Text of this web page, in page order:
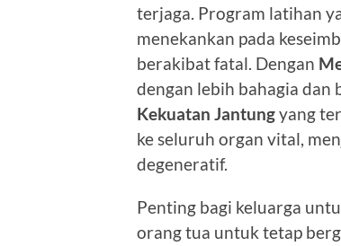
terjaga. Program latihan
menekankan pada
berakibat fatal. Dengan
dengan lebih bahagia dan
Kekuatan Jantungyang
ke seluruh organ vital,
degeneratif.
Penting bagi keluarga
orang tua untuk tetap